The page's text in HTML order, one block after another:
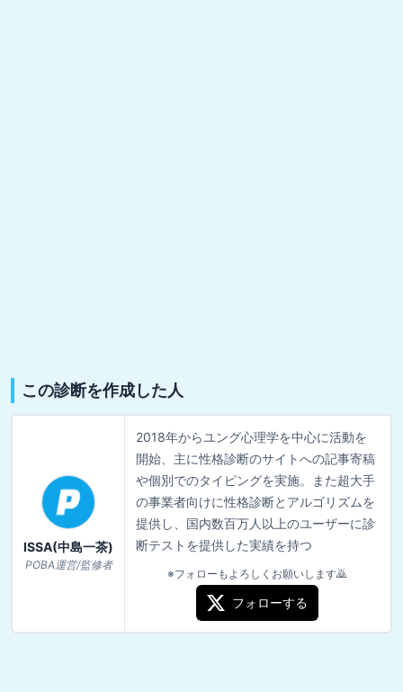
この診断を作成した人
ISSA(中島一茶)
POBA運営/監修者
2018年からユング心理学を中心に活動を
開始、主に性格診断のサイトへの記事寄稿
や個別でのタイピングを実施。また超大手
の事業者向けに性格診断とアルゴリズムを
提供し、国内数百万人以上のユーザーに診
断テストを提供した実績を持つ
※フォローもよろしくお願いします🙇
フォローする